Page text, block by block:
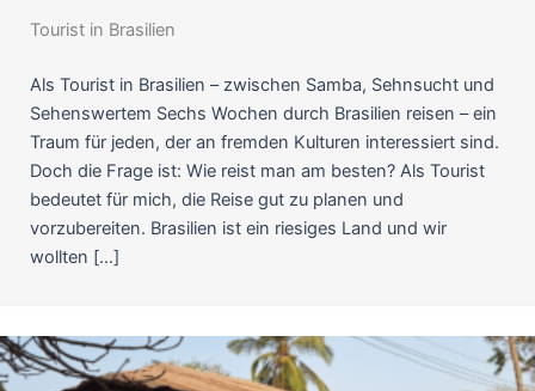
Tourist in Brasilien
Als Tourist in Brasilien – zwischen Samba, Sehnsucht und
Sehenswertem Sechs Wochen durch Brasilien reisen – ein
Traum für jeden, der an fremden Kulturen interessiert sind.
Doch die Frage ist: Wie reist man am besten? Als Tourist
bedeutet für mich, die Reise gut zu planen und
vorzubereiten. Brasilien ist ein riesiges Land und wir
wollten […]